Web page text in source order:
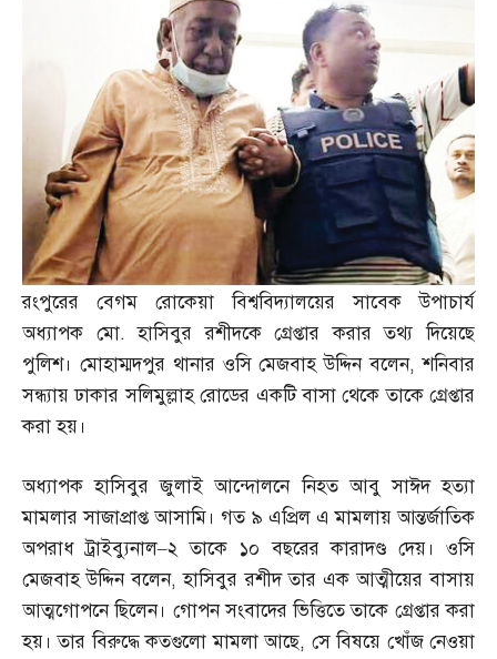
রংপুরের বেগম রোকেয়া বিশ্ববিদ্যালয়ের সাবেক উপাচার্য
অধ্যাপক মো.হাসিবুর রশীদকে গ্রেপ্তার করার তথ্য দিয়েছে
পুলিশ। মোহাম্মদপুর থানার ওসি মেজবাহ উদ্দিন বলেন,শনিবার
সন্ধ্যায় ঢাকার সলিমুল্লাহ রোডের একটি বাসা থেকে তাকে গ্রেপ্তার
করা হয়।
অধ্যাপক হাসিবুর জুলাই আন্দোলনে নিহত আবু সাঈদ হত্যা
মামলার সাজাপ্রাপ্ত আসামি। গত ৯ এপ্রিল এ মামলায় আন্তর্জাতিক
অপরাধ ট্রাইব্যুনাল–২ তাকে ১০ বছরের কারাদণ্ড দেয়। ওসি
মেজবাহ উদ্দিন বলেন,হাসিবুর রশীদ তার এক আত্মীয়ের বাসায়
আত্মগোপনে ছিলেন। গোপন সংবাদের ভিত্তিতে তাকে গ্রেপ্তার করা
হয়। তার বিরুদ্ধে কতগুলো মামলা আছে, সে বিষয়ে খোঁজ নেওয়া